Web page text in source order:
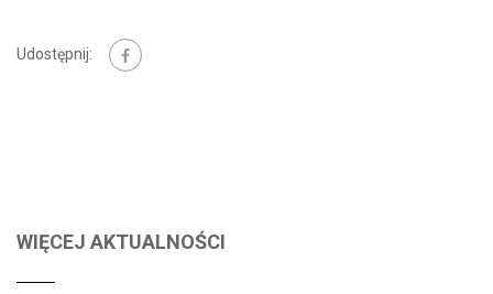
Udostępnij:
WIĘCEJ AKTUALNOŚCI